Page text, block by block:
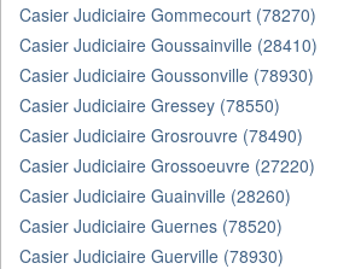
Casier Judiciaire Gommecourt (78270)
Casier Judiciaire Goussainville (28410)
Casier Judiciaire Goussonville (78930)
Casier Judiciaire Gressey (78550)
Casier Judiciaire Grosrouvre (78490)
Casier Judiciaire Grossoeuvre (27220)
Casier Judiciaire Guainville (28260)
Casier Judiciaire Guernes (78520)
Casier Judiciaire Guerville (78930)